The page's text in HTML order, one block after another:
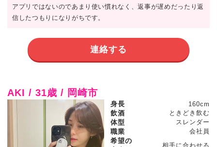
アプリではないのであまり使い慣れなく、返事が遅めだったり返
信したつもりになりがちです。
連絡する
AKI / 31歳 / 岡崎市
身長 160cm
飲酒 ときどき飲む
体型 スレンダー
職業 会社員
希望の
相手に合わせる